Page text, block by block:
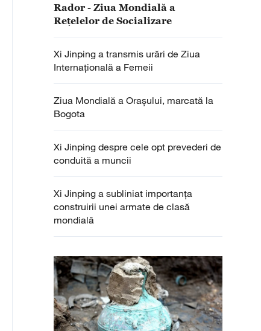
Rador - Ziua Mondială a
Rețelelor de Socializare
Xi Jinping a transmis urări de Ziua
Internațională a Femeii
Ziua Mondială a Orașului, marcată la
Bogota
Xi Jinping despre cele opt prevederi de
conduită a muncii
Xi Jinping a subliniat importanța
construirii unei armate de clasă
mondială